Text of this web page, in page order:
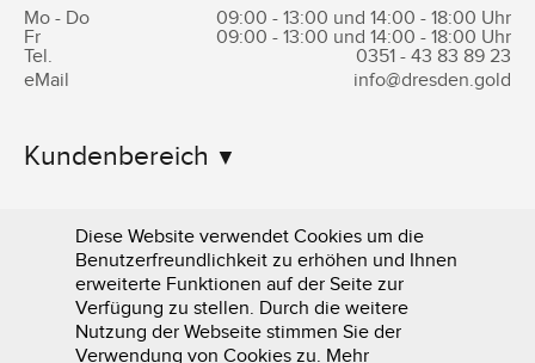
Mo - Do
09:00 - 13:00 und 14:00 - 18:00 Uhr
Fr
09:00 - 13:00 und 14:00 - 18:00 Uhr
Tel.
0351 - 43 83 89 23
eMail
info@dresden.gold
Kundenbereich
Informationen
Diese Website verwendet Cookies um die
Benutzerfreundlichkeit zu erhöhen und Ihnen
erweiterte Funktionen auf der Seite zur
Verfügung zu stellen. Durch die weitere
Nutzung der Webseite stimmen Sie der
Verwendung von Cookies zu. Mehr